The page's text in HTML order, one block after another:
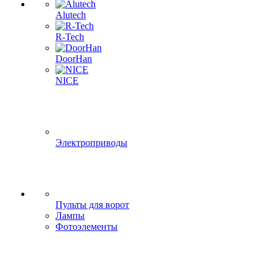
Alutech
R-Tech
DoorHan
NICE
Электроприводы
Пульты для ворот
Лампы
Фотоэлементы